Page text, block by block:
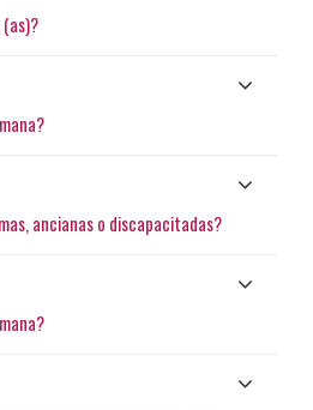
ancianas o discapacitadas?